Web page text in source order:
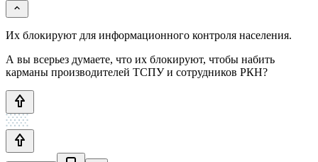
Их блокируют для информационного контроля населения.
А вы всерьез думаете, что их блокируют, чтобы набить
карманы производителей ТСПУ и сотрудников РКН?